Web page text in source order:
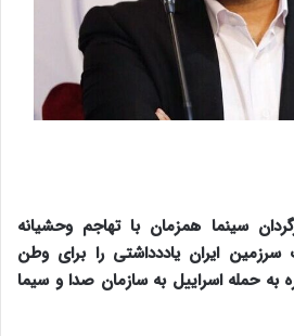
سینما همزمان با تهاجم وحشیانه
ایران یاددداشتی را برای وطن
به حمله اسراییل به سازمان صدا و سیما